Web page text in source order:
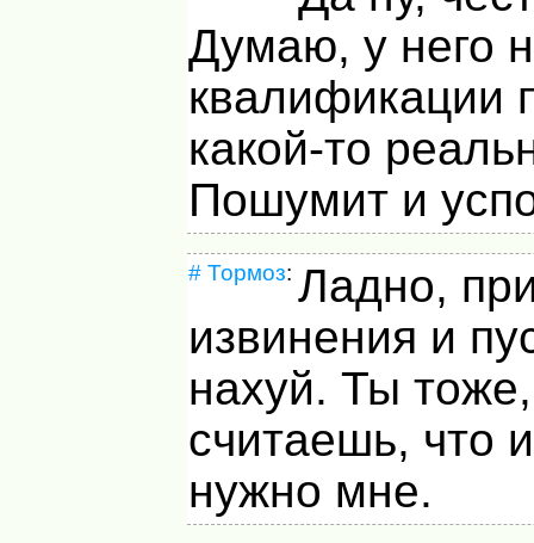
Думаю, у него
квалификации
какой-то
Пошумит и
# Тормоз: Ладно,
извинения и
нахуй. Ты
считаешь, что
нужно мне.